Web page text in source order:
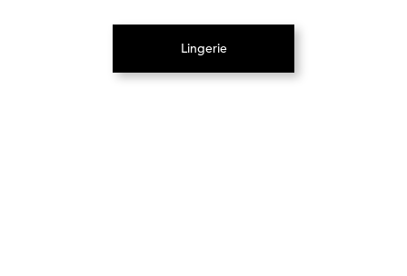
Lingerie
(S’ouvre dans un nouvel onglet)